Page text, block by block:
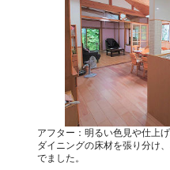
アフター：明るい色見や仕上
ダイニングの床材を張り分け
でました。